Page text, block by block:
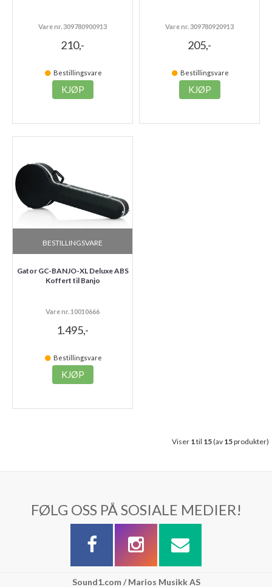
Vare nr. 309780900913
210,-
Bestillingsvare
KJØP
Vare nr. 309780920913
205,-
Bestillingsvare
KJØP
BESTILLINGSVARE
Gator GC-BANJO-XL Deluxe ABS
Koffert til Banjo
Vare nr. 10010666
1.495,-
Bestillingsvare
KJØP
Viser 1til 15(av 15produkter)
FØLG OSS PÅ SOSIALE MEDIER!
Sound1.com / Marios Musikk AS